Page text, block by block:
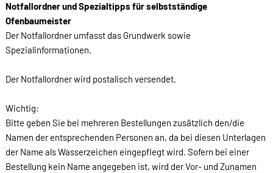
Notfallordner und Spezialtipps für selbstständige
Ofenbaumeister
Der Notfallordner umfasst das Grundwerk sowie
Spezialinformationen.
Der Notfallordner wird postalisch versendet.
Wichtig:
Bitte geben Sie bei mehreren Bestellungen zusätzlich den/die
Namen der entsprechenden Personen an, da bei diesen Unterlagen
der Name als Wasserzeichen eingepflegt wird. Sofern bei einer
Bestellung kein Name angegeben ist, wird der Vor- und Zunamen